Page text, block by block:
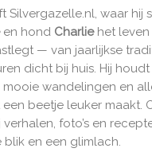
Silvergazelle.nl, waar hij
en hond Charliehet leven
— van jaarlijkse
dicht bij huis. Hij houdt
mooie wandelingen en
beetje leuker maakt.
foto’s en
blik en een glimlach.